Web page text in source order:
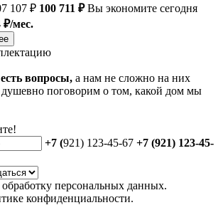
107 ₽ 100 711 ₽Вы экономите сегодня
₽/мес.
вопросы, а нам не сложно на них
душевно поговорим о том, какой дом мы
+7 (921) 123-45-67 +7 (921) 123-45-
обработку персональных данных.
конфиденциальности.